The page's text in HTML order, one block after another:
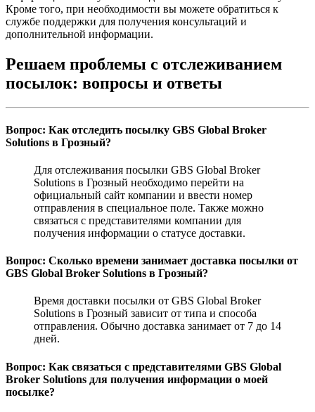
Кроме того, при необходимости вы можете обратиться к
службе поддержки для получения консультаций и
дополнительной информации.
Решаем проблемы с отслеживанием
посылок: вопросы и ответы
Вопрос: Как отследить посылку GBS Global Broker
Solutions в Грозный?
Для отслеживания посылки GBS Global Broker
Solutions в Грозный необходимо перейти на
официальный сайт компании и ввести номер
отправления в специальное поле. Также можно
связаться с представителями компании для
получения информации о статусе доставки.
Вопрос: Сколько времени занимает доставка посылки от
GBS Global Broker Solutions в Грозный?
Время доставки посылки от GBS Global Broker
Solutions в Грозный зависит от типа и способа
отправления. Обычно доставка занимает от 7 до 14
дней.
Вопрос: Как связаться с представителями GBS Global
Broker Solutions для получения информации о моей
посылке?